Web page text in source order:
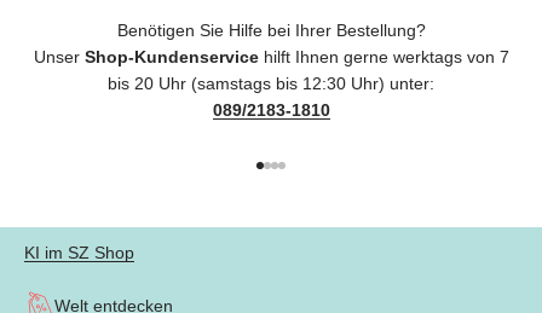
Benötigen Sie Hilfe bei Ihrer Bestellung?
Unser Shop-Kundenservicehilft Ihnen gerne werktags von 7
bis 20 Uhr (samstags bis 12:30 Uhr) unter:
089/2183-1810
KI im SZ Shop
Welt entdecken